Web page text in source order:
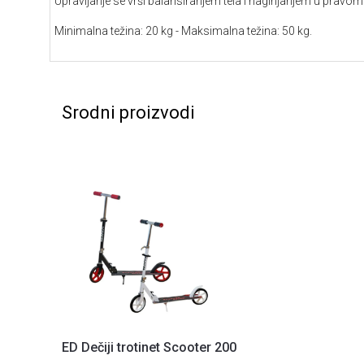
Minimalna težina: 20 kg - Maksimalna težina: 50 kg.
Srodni proizvodi
ED Dečiji trotinet Scooter 200